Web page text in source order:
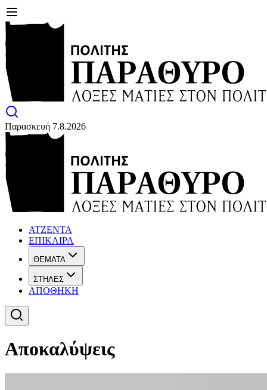
Παρασκευή 7.8.2026
ΑΤΖΕΝΤΑ
ΕΠΙΚΑΙΡΑ
ΘΕΜΑΤΑ
ΣΤΗΛΕΣ
ΑΠΟΘΗΚΗ
Αποκαλύψεις